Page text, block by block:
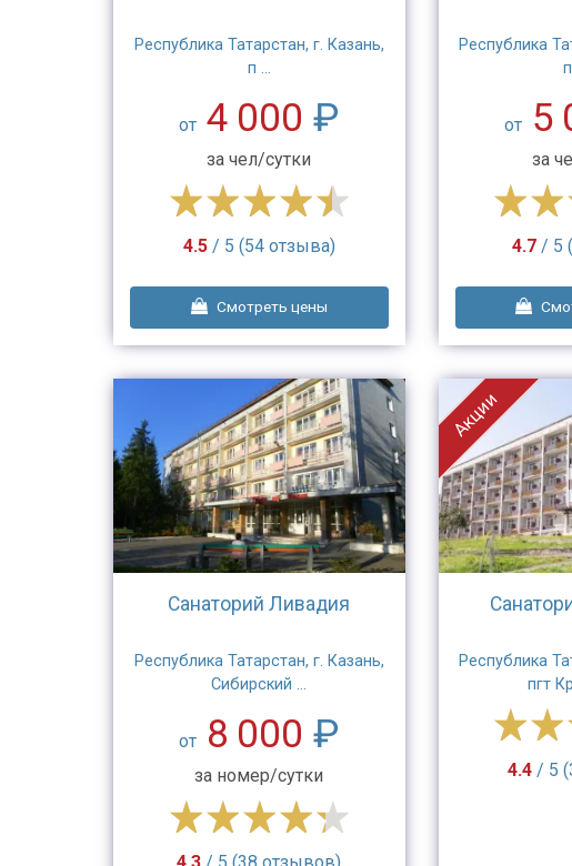
Республика Татарстан, г. Казань,
п ...
от 4 000 ₽
за чел/сутки
Смотреть цены
4.5/ 5 (54 отзыва)
Республика
от 5
за
4.7 / 5
Санаторий Ливадия
Республика Татарстан, г. Казань,
Сибирский ...
от 8 000 ₽
за номер/сутки
Акции
Республика
пгт
4.4 / 5